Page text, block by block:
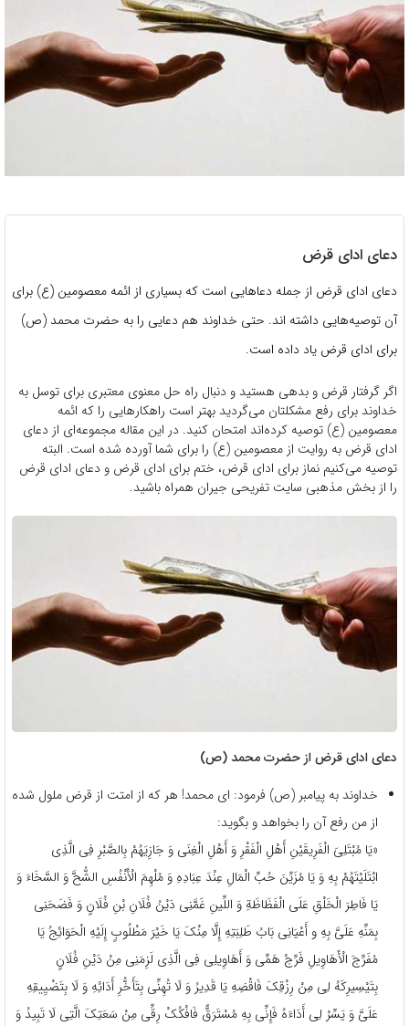
دعای ادای قرض
دعای ادای قرض از جمله دعا‌هایی است که بسیاری از ائمه معصومین (ع) برای
آن توصیه‌هایی داشته اند. حتی خداوند هم دعایی را به حضرت محمد (ص)
برای ادای قرض یاد داده است.
اگر گرفتار قرض و بدهی هستید و دنبال راه حل معنوی معتبری برای توسل به
خداوند برای رفع مشکلتان می‌گردید بهتر است راهکار‌هایی را که ائمه
معصومین (ع) توصیه کرده‌اند امتحان کنید. در این مقاله مجموعه‌ای از دعای
ادای قرض به روایت از معصومین (ع) را برای شما آورده شده است. البته
توصیه می‌کنیم نماز برای ادای قرض، ختم برای ادای قرض و دعای ادای قرض
را از بخش مذهبی سایت تفریحی جیران همراه باشید.
دعای ادای قرض از حضرت محمد (ص)
خداوند به پیامبر (ص) فرمود:‌ ای محمد! هر که از امتت از قرض ملول شده
از من رفع آن را بخواهد و بگوید:
«یَا مُبْتَلِیَ الْفَرِیقَیْنِ أَهْلِ الْفَقْرِ وَ أَهْلِ الْغِنَى وَ جَازِیَهُمْ‏ بِالصَّبْرِ فِی الَّذِی
ابْتَلَیْتَهُمْ بِهِ وَ یَا مُزَیِّنَ حُبِّ الْمَالِ عِنْدَ عِبَادِهِ وَ مُلْهِمَ الْأَنْفُسِ الشُّحَّ وَ السَّخَاءَ وَ
یَا فَاطِرَ الْخَلْقِ عَلَى الْفَظَاظَةِ وَ اللِّینِ غَمَّنِی دَیْنُ فُلَانِ بْنِ فُلَانٍ وَ فَضَحَنِی
بِمَنِّهِ عَلَیَّ بِهِ و أَعْیَانِی بَابُ طَلِبَتِهِ إِلَّا مِنْکَ یَا خَیْرَ مَطْلُوبٍ إِلَیْهِ الْحَوَائِجُ یَا
مُفَرِّجَ الْأَهَاوِیلِ فَرِّجْ هَمِّی وَ أَهَاوِیلِی فِی الَّذِی لَزِمَنِی مِنْ دَیْنِ فُلَانٍ
بِتَیْسِیرِکَهُ لِی مِنْ رِزْقِکَ فَاقْضِهِ یَا قَدِیرُ وَ لَا تُهِنِّی بِتَأَخُّرِ أَدَائِهِ وَ لَا بِتَضْیِیقِهِ
عَلَیَّ وَ یَسِّرْ لِی أَدَاءَهُ فَإِنِّی بِهِ مُسْتَرَقٌّ فَافْکُکْ رِقِّی‏ مِنْ سَعَتِکَ الَّتِی لَا تَبِیدُ وَ